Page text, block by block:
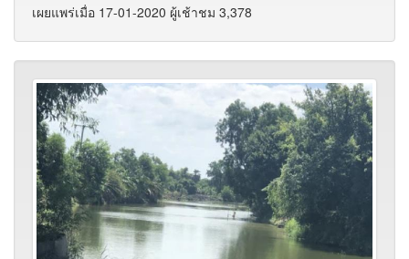
เผยแพร่เมื่อ 17-01-2020 ผู้เช้าชม 3,378